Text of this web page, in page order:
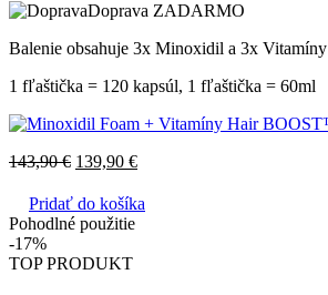
Doprava ZADARMO
Balenie obsahuje 3x Minoxidil a 3x Vitamíny
1 fľaštička = 120 kapsúl, 1 fľaštička = 60ml
143,90€ 139,90 €
Pridať do košíka
Pohodlné použitie
-17%
TOP PRODUKT